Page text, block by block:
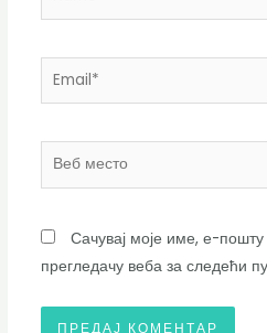
Email*
Веб
Сачувај моје име, е-
прегледачу веба за следећи